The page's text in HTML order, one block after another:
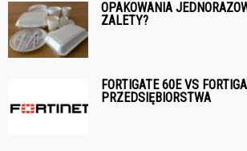
OPAKOWANIA
ZALETY?
FORTIGATE 60E VS
PRZEDSIĘBIORSTWA